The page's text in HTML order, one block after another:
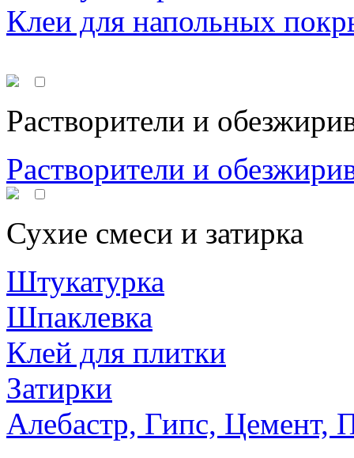
Клеи для напольных
Растворители и
Растворители и
Сухие смеси и затирка
Штукатурка
Шпаклевка
Клей для плитки
Затирки
Алебастр, Гипс, Цемент,